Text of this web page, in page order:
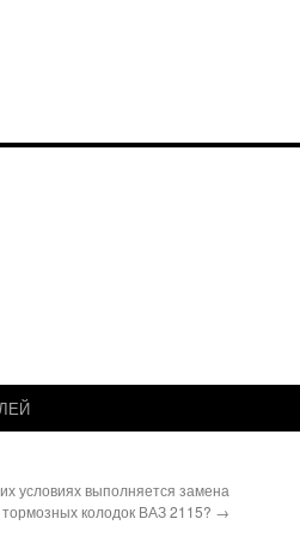
условиях выполняется замена
тормозных колодок ВАЗ 2115? →